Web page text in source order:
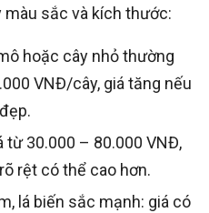
màu sắc và kích thước:
hoặc cây nhỏ thường
VNĐ/cây, giá tăng nếu
từ 30.000 – 80.000 VNĐ,
rệt có thể cao hơn.
lá biến sắc mạnh: giá có